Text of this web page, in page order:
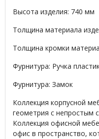
Высота изделия: 740 мм
Толщина материала
Толщина кромки
Фурнитура: Ручка
Фурнитура: Замок
Коллекция корпусной
геометрия с непростым
Коллекция офисной
офис в пространство,